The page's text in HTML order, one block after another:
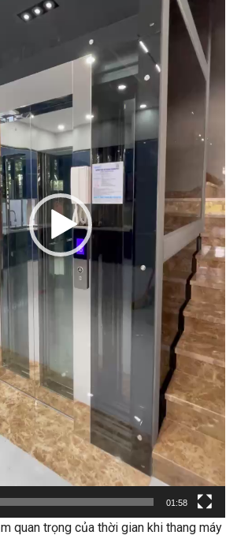
01:58
quan trọng của thời gian khi thang máy